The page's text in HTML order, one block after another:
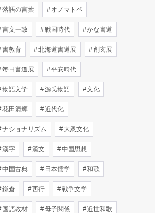
落語の言葉 オノマトペ
言文一致 戦国時代 かな書道
書教育 北海道書道展 創玄展
毎日書道展 平安時代
物語文学 源氏物語 文化
花田清輝 近代化
ナショナリズム 大衆文化
漢字 漢文 中国思想
中国古典 日本儒学 和歌
鎌倉 西行 戦争文学
国語教材 母子関係 近世和歌